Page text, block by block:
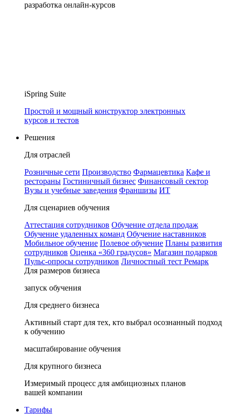
разработка онлайн-курсов
iSpring Suite
Простой и мощный конструктор электронных
курсов и тестов
Решения
Для отраслей
Розничные сети Производство Фармацевтика Кафе и
рестораны Гостиничный бизнес Финансовый сектор
Вузы и учебные заведения Франшизы ИТ
Для сценариев обучения
Аттестация сотрудников Обучение отдела продаж
Обучение удаленных команд Обучение наставников
Мобильное обучение Полевое обучение Планы развития
сотрудников Оценка «360 градусов» Магазин подарков
Пульс-опросы сотрудников Личностный тест Ремарк
Для размеров бизнеса
запуск обучения
Для среднего бизнеса
Активный старт для тех, кто выбрал осознанный подход
к обучению
масштабирование обучения
Для крупного бизнеса
Измеримый процесс для амбициозных планов
вашей компании
Тарифы